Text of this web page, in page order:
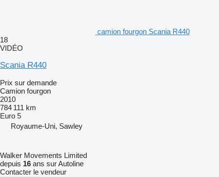
camion fourgon Scania R440
18
VIDÉO
Scania R440
Prix sur demande
Camion fourgon
2010
784 111 km
Euro 5
Royaume-Uni, Sawley
Walker Movements Limited
depuis 16 ans sur Autoline
Contacter le vendeur